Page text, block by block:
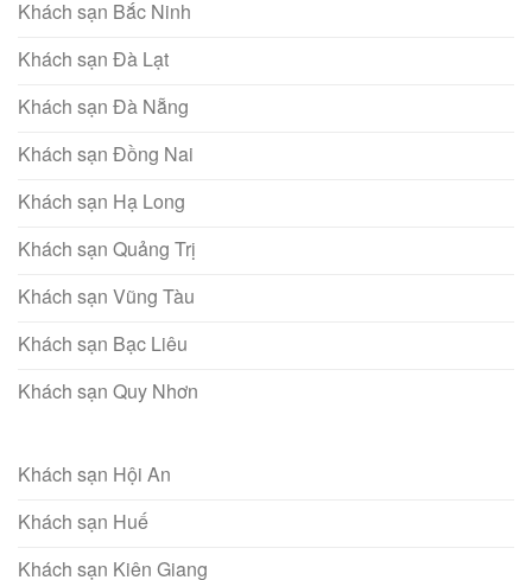
Khách sạn Bắc Ninh
Khách sạn Đà Lạt
Khách sạn Đà Nẵng
Khách sạn Đồng Nai
Khách sạn Hạ Long
Khách sạn Quảng Trị
Khách sạn Vũng Tàu
Khách sạn Bạc Liêu
Khách sạn Quy Nhơn
Khách sạn Hội An
Khách sạn Huế
Khách sạn Kiên Giang